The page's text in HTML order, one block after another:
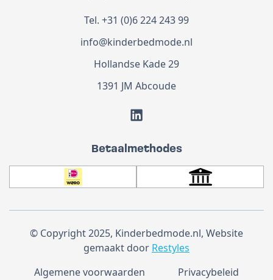
Tel. +31 (0)6 224 243 99
info@kinderbedmode.nl
Hollandse Kade 29
1391 JM Abcoude
Betaalmethodes
© Copyright 2025, Kinderbedmode.nl, Website
gemaakt door Restyles
Algemene voorwaarden
Privacybeleid